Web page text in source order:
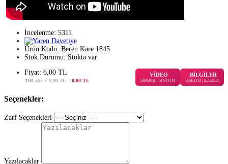
İncelenme: 5311
Ürün Kodu: Beren Kare 1845
Stok Durumu: Stokta var
Fiyat: 6,00 TL
100 adet × 0,00 TL = 0,00 TL
VİDEO
SİPARİŞ | TANITIM
BİLGİLER
ÜRETİM | KARGO
Seçenekler:
Zarf Seçenekleri
Yazılacaklar